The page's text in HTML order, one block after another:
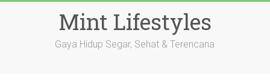
Mint Lifestyles
Gaya Hidup Segar, Sehat & Terencana